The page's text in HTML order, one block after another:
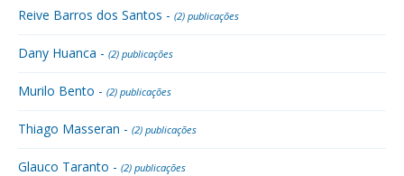
Reive Barros dos Santos - (2) publicações
Dany Huanca - (2) publicações
Murilo Bento - (2) publicações
Thiago Masseran - (2) publicações
Glauco Taranto - (2) publicações